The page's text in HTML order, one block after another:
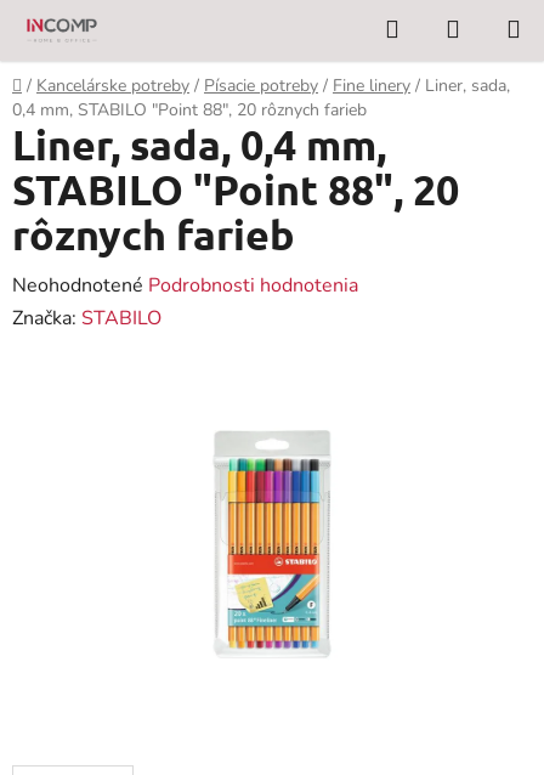
Prejsť
obsah
Hľadať
KOŠÍK
Domov
/ Kancelárske potreby / Písacie potreby / Fine linery / Liner, sada,
0,4 mm, STABILO "Point 88", 20 rôznych farieb
Liner, sada, 0,4 mm,
STABILO "Point 88", 20
rôznych farieb
Priemerné
hodnotenie
Neohodnotené Podrobnosti hodnotenia
Značka: STABILO